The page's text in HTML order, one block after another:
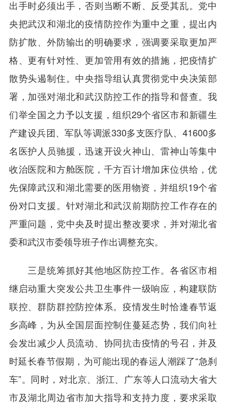
出手时必须出手，否则当断不断、反受其乱。党中
央把武汉和湖北的疫情防控作为重中之重，提出内
防扩散、外防输出的明确要求，强调要采取更加严
格、更有针对性、更加管用有效的措施，把疫情扩
散势头遏制住。中央指导组认真贯彻党中央决策部
署，加强对湖北和武汉防控工作的指导和督查。我
们举全国之力予以支援，组织29个省区市和新疆生
产建设兵团、军队等调派330多支医疗队、41600多
名医护人员驰援，迅速开设火神山、雷神山等集中
收治医院和方舱医院，千方百计增加床位供给，优
先保障武汉和湖北需要的医用物资，并组织19个省
份对口支援。针对湖北和武汉前期防控工作存在的
严重问题，党中央及时提出整改要求，并对湖北省
委和武汉市委领导班子作出调整充实。
三是统筹抓好其他地区防控工作。各省区市相
继启动重大突发公共卫生事件一级响应，构建联防
联控、群防群控防控体系。疫情发生时恰逢春节返
乡高峰，为从全国层面控制住蔓延态势，我们向社
会发出减少人员流动、协同抗击疫情的号召，并及
时延长春节假期，为可能出现的春运人潮踩了“急刹
车”。同时，对北京、浙江、广东等人口流动大省大
市及湖北周边省市加大指导和支持力度，要求采取